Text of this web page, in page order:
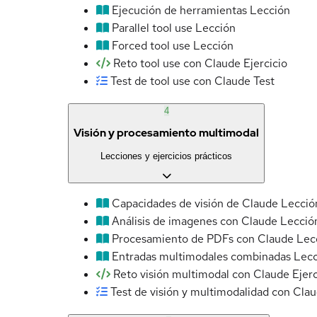
Ejecución de herramientas Lección
Parallel tool use Lección
Forced tool use Lección
Reto tool use con Claude Ejercicio
Test de tool use con Claude Test
4
Visión y procesamiento multimodal
Lecciones y ejercicios prácticos
Capacidades de visión de Claude
Análisis de imagenes con Claude
Procesamiento de PDFs con Claude
Entradas multimodales combinadas
Reto visión multimodal con Claude
Test de visión y multimodalidad con